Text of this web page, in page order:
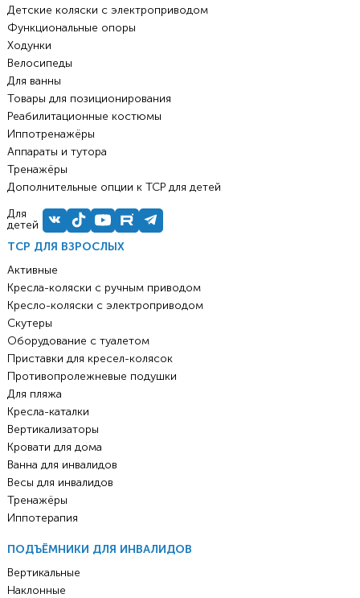
ТСР ДЛЯ ВЗРОСЛЫХ
Активные
Кресла-коляски с ручным приводом
Кресло-коляски с электроприводом
Скутеры
Оборудование с туалетом
Приставки для кресел-колясок
Противопролежневые подушки
Для пляжа
Кресла-каталки
Вертикализаторы
Кровати для дома
Ванна для инвалидов
Весы для инвалидов
Тренажёры
Иппотерапия
ПОДЪЁМНИКИ ДЛЯ ИНВАЛИДОВ
Вертикальные
Наклонные
Детские коляски с электроприводом
Функциональные опоры
Ходунки
Велосипеды
Для ванны
Товары для позиционирования
Реабилитационные костюмы
Иппотренажёры
Аппараты и тутора
Тренажёры
Дополнительные опции к ТСР для детей
Для
детей